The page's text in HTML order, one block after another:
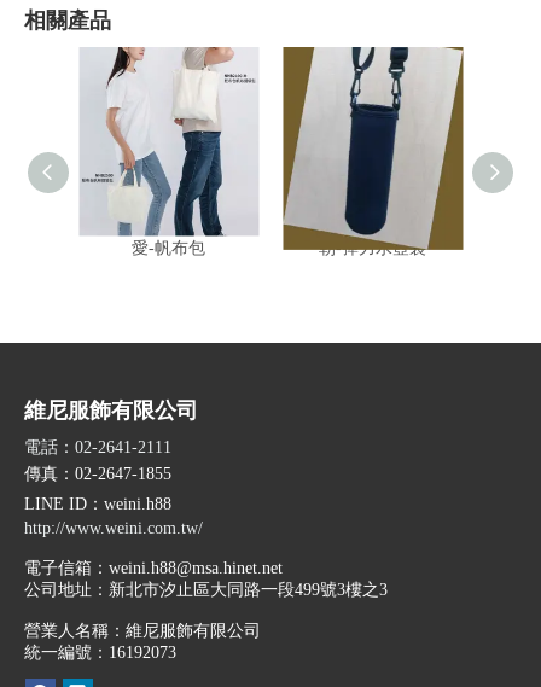
相關產品
愛-帆布包 朝-彈力水壺袋
維尼服飾有限公司
電話：02-2641-2111
傳真：02-2647-1855
LINE ID ：weini.h88
http://www.weini.com.tw/
電子信箱： weini.h88@msa.hinet.net
公司地址： 新北市汐止區大同路一段499號3樓之3
營業人名稱：維尼服飾有限公司
統一編號：16192073